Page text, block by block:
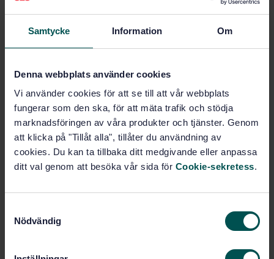
Samtycke Information Om
Denna webbplats använder cookies
Vi använder cookies för att se till att vår webbplats
fungerar som den ska, för att mäta trafik och stödja
marknadsföringen av våra produkter och tjänster. Genom
att klicka på "Tillåt alla", tillåter du användning av
cookies. Du kan ta tillbaka ditt medgivande eller anpassa
ditt val genom att besöka vår sida för Cookie-sekretess.
Nödvändig
Produktinformation
Språk: Engelska
Framtagen av:
Lantbruksmaskiner, SIS/TK
228
Internationell titel:Agricultural vehicles -
Mechanical hook-type connections on
towing vehicles - Test methods and
requirements
Fastställd: